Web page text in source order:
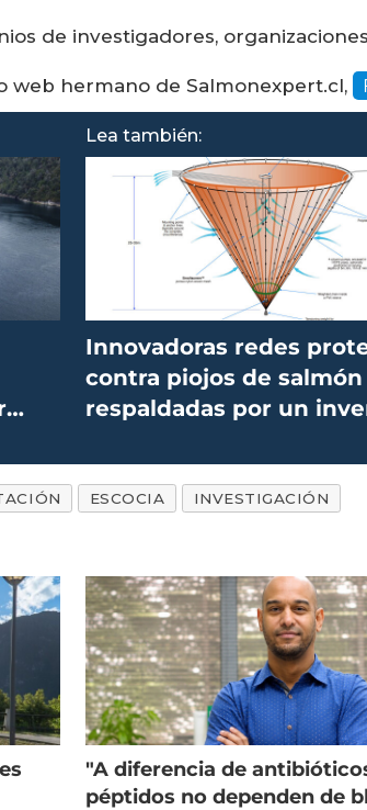
de investigadores,
web hermano de Salmonexpert.cl,
Lea también:
Innovadoras redes
contra piojos de salmón
respaldadas por un
ESCOCIA INVESTIGACIÓN
"A diferencia de
péptidos no dependen de